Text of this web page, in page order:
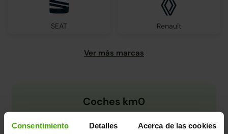
Consentimiento Detalles Acerca de las cookies
SEAT Renault
Coches km0